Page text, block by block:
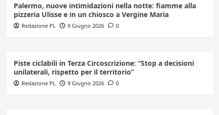
Palermo, nuove intimidazioni nella notte: fiamme alla
pizzeria Ulisse e in un chiosco a Vergine Maria
Redazione PL 9 Giugno 2026 0
Piste ciclabili in Terza Circoscrizione: “Stop a decisioni
unilaterali, rispetto per il territorio”
Redazione PL 9 Giugno 2026 0